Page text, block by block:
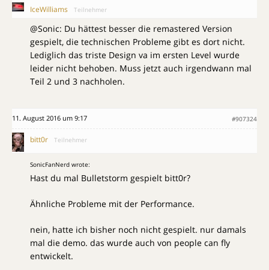
IceWilliams Teilnehmer
@Sonic: Du hättest besser die remastered Version
gespielt, die technischen Probleme gibt es dort nicht.
Lediglich das triste Design va im ersten Level wurde
leider nicht behoben. Muss jetzt auch irgendwann mal
Teil 2 und 3 nachholen.
11. August 2016 um 9:17 #907324
bitt0r Teilnehmer
SonicFanNerd wrote:
Hast du mal Bulletstorm gespielt bitt0r?
Ähnliche Probleme mit der Performance.
nein, hatte ich bisher noch nicht gespielt. nur damals
mal die demo. das wurde auch von people can fly
entwickelt.